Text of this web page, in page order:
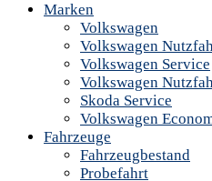
Marken
Volkswagen
Volkswagen
Volkswagen Service
Volkswagen
Skoda Service
Volkswagen
Fahrzeuge
Fahrzeugbestand
Probefahrt